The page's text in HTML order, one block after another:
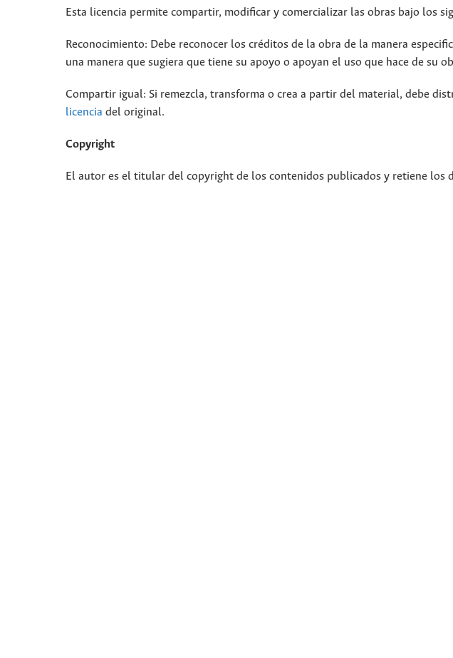
Esta licencia permite compartir, modificar y comercializar las obras bajo los
Reconocimiento: Debe reconocer los créditos de la obra de la manera
una manera que sugiera que tiene su apoyo o apoyan el uso que hace de su
Compartir igual: Si remezcla, transforma o crea a partir del material, debe
licencia del original.
Copyright
El autor es el titular del copyright de los contenidos publicados y retiene los